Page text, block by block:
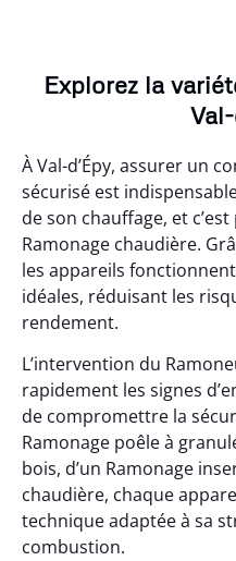
Explorez la
À Val-d’Épy, assurer un
sécurisé est
de son chauffage, et
Ramonage chaudière.
les appareils
idéales, réduisant les
rendement.
L’intervention du
rapidement les signes
de compromettre la
Ramonage poêle à
bois, d’un Ramonage
chaudière, chaque
technique adaptée à sa
combustion.